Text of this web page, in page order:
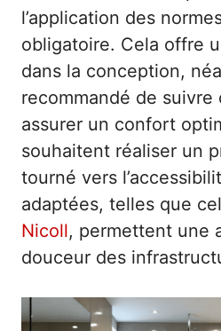
l’application des
obligatoire. Cela offre
dans la conception,
recommandé de suivre
assurer un confort
souhaitent réaliser un
tourné vers
adaptées, telles que
Nicoll, permettent une
douceur des